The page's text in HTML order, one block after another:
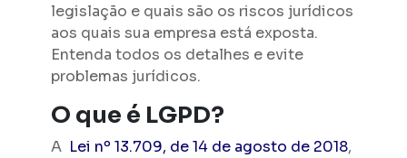
legislação e quais são os riscos jurídicos
aos quais sua empresa está exposta.
Entenda todos os detalhes e evite
problemas jurídicos.
O que é LGPD?
A Lei nº 13.709, de 14 de agosto de 2018,